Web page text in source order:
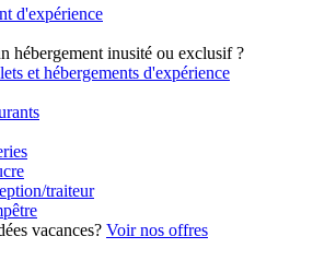
d'expérience
hébergement inusité ou exclusif ?
et hébergements d'expérience
traiteur
vacances? Voir nos offres